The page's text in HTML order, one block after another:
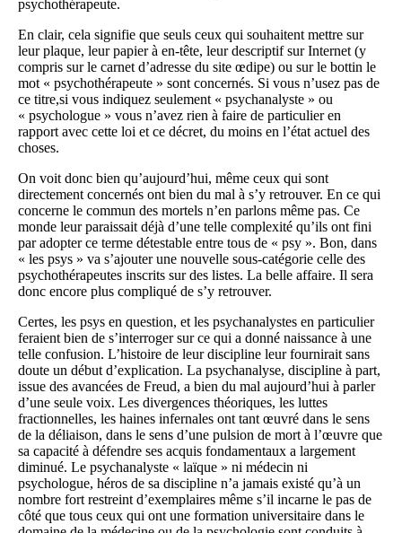
psychothérapeute.
En clair, cela signifie que seuls ceux qui souhaitent mettre sur
leur plaque, leur papier à en-tête, leur descriptif sur Internet (y
compris sur le carnet d’adresse du site œdipe) ou sur le bottin le
mot « psychothérapeute » sont concernés. Si vous n’usez pas de
ce titre,si vous indiquez seulement « psychanalyste » ou
« psychologue » vous n’avez rien à faire de particulier en
rapport avec cette loi et ce décret, du moins en l’état actuel des
choses.
On voit donc bien qu’aujourd’hui, même ceux qui sont
directement concernés ont bien du mal à s’y retrouver. En ce qui
concerne le commun des mortels n’en parlons même pas. Ce
monde leur paraissait déjà d’une telle complexité qu’ils ont fini
par adopter ce terme détestable entre tous de « psy ». Bon, dans
« les psys » va s’ajouter une nouvelle sous-catégorie celle des
psychothérapeutes inscrits sur des listes. La belle affaire. Il sera
donc encore plus compliqué de s’y retrouver.
Certes, les psys en question, et les psychanalystes en particulier
feraient bien de s’interroger sur ce qui a donné naissance à une
telle confusion. L’histoire de leur discipline leur fournirait sans
doute un début d’explication. La psychanalyse, discipline à part,
issue des avancées de Freud, a bien du mal aujourd’hui à parler
d’une seule voix. Les divergences théoriques, les luttes
fractionnelles, les haines infernales ont tant œuvré dans le sens
de la déliaison, dans le sens d’une pulsion de mort à l’œuvre que
sa capacité à défendre ses acquis fondamentaux a largement
diminué. Le psychanalyste « laïque » ni médecin ni
psychologue, héros de sa discipline n’a jamais existé qu’à un
nombre fort restreint d’exemplaires même s’il incarne le pas de
côté que tous ceux qui ont une formation universitaire dans le